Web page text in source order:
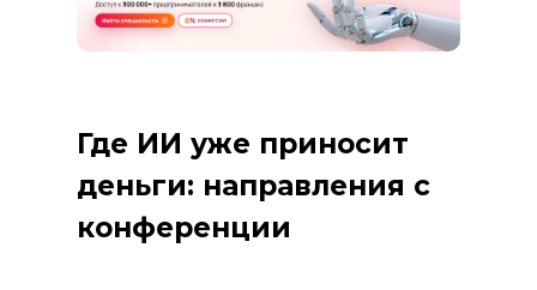
Где ИИ уже приносит
деньги: направления с
конференции